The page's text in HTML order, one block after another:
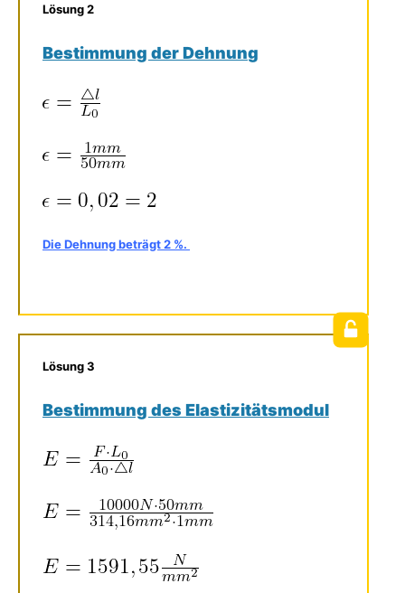
Lösung 2
Bestimmung der Dehnung
Die Dehnung beträgt 2 %.
Lösung 3
Bestimmung des Elastizitätsmodul